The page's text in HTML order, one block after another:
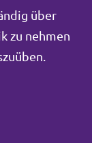
über
zu nehmen